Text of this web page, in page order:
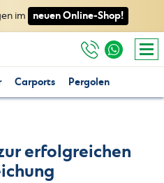
im neuen Online-Shop!
Carports Pergolen
erfolgreichen